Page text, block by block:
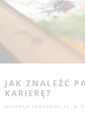
JAK ZNALEŹĆ
KARIERĘ?
REDAKCJA EDUTORIAL.PL